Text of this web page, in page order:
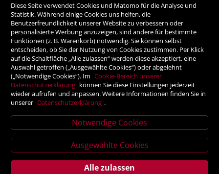
letter
Rechnung
Vorauskasse
SICHER ONLINE SHOPPEN!
Diese Seite verwendet Cookies und Matomo für die Analyse und
Statistik. Während einige Cookies uns helfen, die
Benutzerfreundlichkeit unserer Website zu verbessern oder
personalisierte Werbung anzuzeigen, sind andere für bestimmte
Funktionen (z. B. Warenkorb) notwendig. Sie können selbst
entscheiden, ob Sie der Nutzung von Cookies zustimmen. Per Klick
auf die Schaltfläche „Alle zulassen“ werden diese akzeptiert, eine
Auswahl getroffen („Ausgewählte Cookies“) oder abgelehnt
(„Notwendige Cookies“). Im Cookie-Bereich unserer
Datenschutzerklärung können Sie diese Einstellungen jederzeit
wieder aufrufen und anpassen. Weitere Informationen finden Sie in
unserer Datenschutzerklärung .
Notwendige Cookies
Ausgewählte Cookies
Alle zulassen